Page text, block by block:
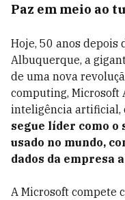
Paz em meio ao
Hoje, 50 anos depois
Albuquerque, a
de uma nova
computing, Microsoft
inteligência artificial,
segue líder como
usado no mundo,
dados da empresa
A Microsoft compete